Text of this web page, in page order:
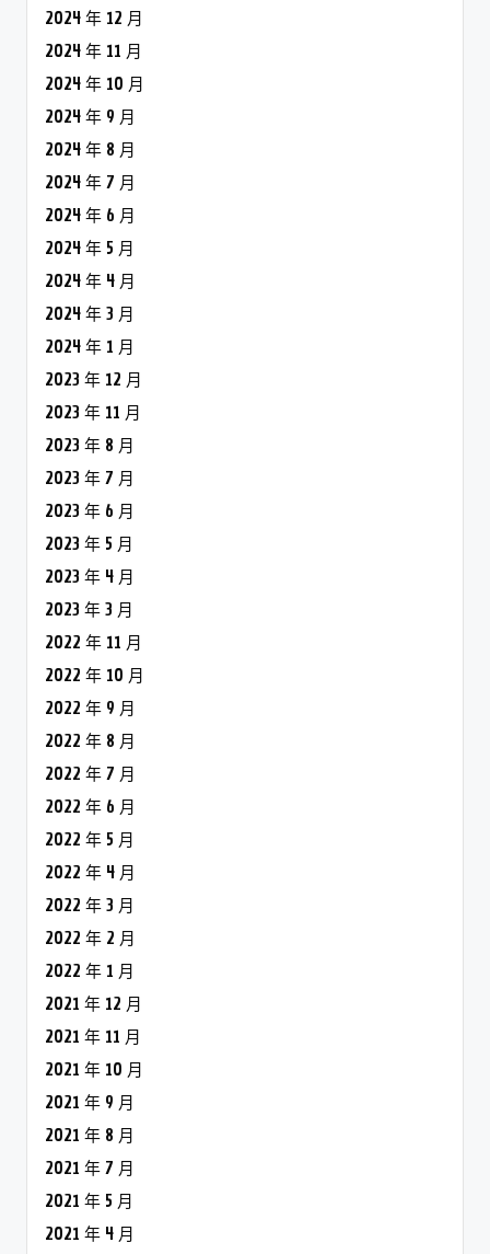
2024 年 12 月
2024 年 11 月
2024 年 10 月
2024 年 9 月
2024 年 8 月
2024 年 7 月
2024 年 6 月
2024 年 5 月
2024 年 4 月
2024 年 3 月
2024 年 1 月
2023 年 12 月
2023 年 11 月
2023 年 8 月
2023 年 7 月
2023 年 6 月
2023 年 5 月
2023 年 4 月
2023 年 3 月
2022 年 11 月
2022 年 10 月
2022 年 9 月
2022 年 8 月
2022 年 7 月
2022 年 6 月
2022 年 5 月
2022 年 4 月
2022 年 3 月
2022 年 2 月
2022 年 1 月
2021 年 12 月
2021 年 11 月
2021 年 10 月
2021 年 9 月
2021 年 8 月
2021 年 7 月
2021 年 5 月
2021 年 4 月